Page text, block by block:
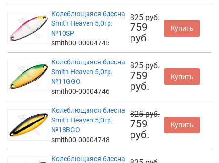
Колеблющаяся блесна
Smith Heaven 5,0гр.
№10SP
smith00-00004745
825 руб.
759
руб.
Купить
Колеблющаяся блесна
Smith Heaven 5,0гр.
№11GGO
smith00-00004746
825 руб.
759
руб.
Купить
Колеблющаяся блесна
Smith Heaven 5,0гр.
№18BGO
smith00-00004748
825 руб.
759
руб.
Купить
Колеблющаяся блесна